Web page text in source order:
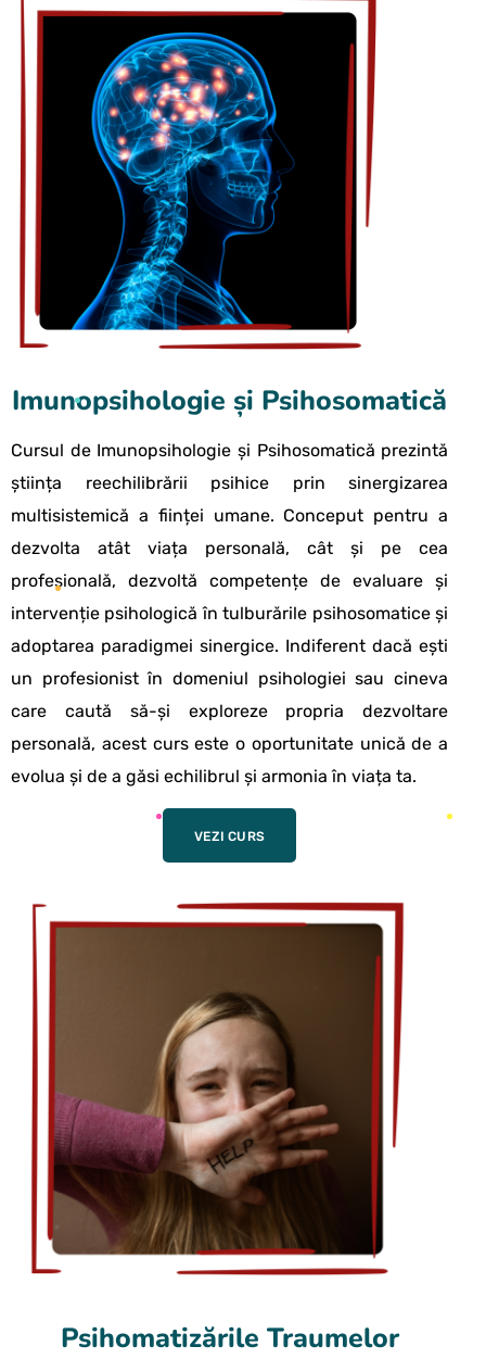
Imunopsihologie și Psihosomatică
Cursul de Imunopsihologie și Psihosomatică prezintă
știința reechilibrării psihice prin sinergizarea
multisistemică a ființei umane. Conceput pentru a
dezvolta atât viața personală, cât și pe cea
profesională, dezvoltă competențe de evaluare și
intervenție psihologică în tulburările psihosomatice și
adoptarea paradigmei sinergice. Indiferent dacă ești
un profesionist în domeniul psihologiei sau cineva
care caută să-și exploreze propria dezvoltare
personală, acest curs este o oportunitate unică de a
evolua și de a găsi echilibrul și armonia în viața ta.
VEZI CURS
Psihomatizările Traumelor